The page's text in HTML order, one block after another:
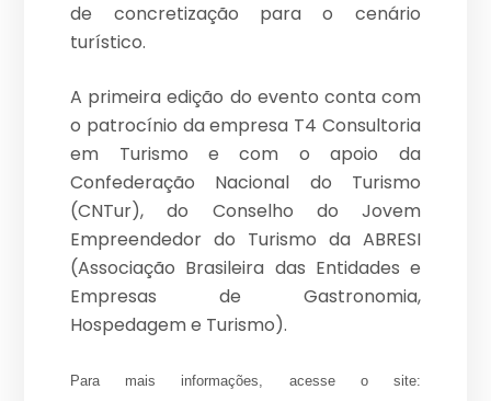
de concretização para o cenário
turístico.
A primeira edição do evento conta com
o patrocínio da empresa T4 Consultoria
em Turismo e com o apoio da
Confederação Nacional do Turismo
(CNTur), do Conselho do Jovem
Empreendedor do Turismo da ABRESI
(Associação Brasileira das Entidades e
Empresas de Gastronomia,
Hospedagem e Turismo).
Para mais informações, acesse o site: